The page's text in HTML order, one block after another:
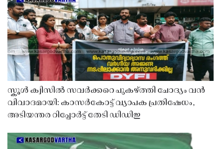
സ്കൂൾ ക്വിസിൽ സവർക്കറെ പുകഴ്ത്തി ചോദ്യം വൻ
വിവാദമായി: കാസർകോട്ട് വ്യാപക പ്രതിഷേധം,
അടിയന്തര റിപ്പോർട്ട് തേടി ഡിഡിഇ